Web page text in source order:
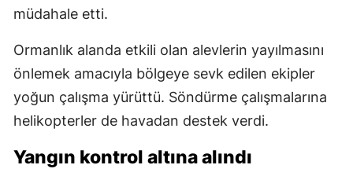
müdahale etti.
Ormanlık alanda etkili olan alevlerin yayılmasını
önlemek amacıyla bölgeye sevk edilen ekipler
yoğun çalışma yürüttü. Söndürme çalışmalarına
helikopterler de havadan destek verdi.
Yangın kontrol altına alındı